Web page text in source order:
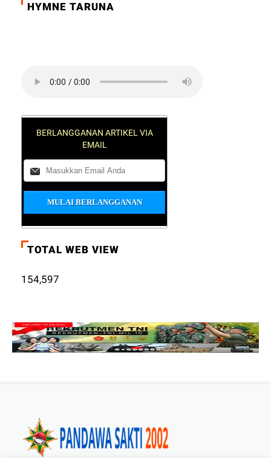
HYMNE TARUNA
BERLANGGANAN ARTIKEL VIA
EMAIL
TOTAL WEB VIEW
154,597